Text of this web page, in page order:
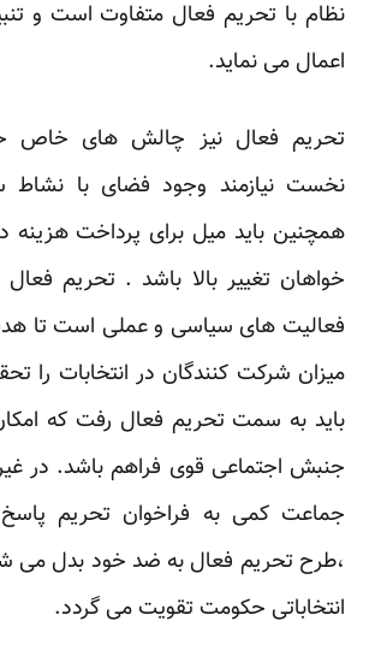
نظام با تحریم فعال متفاوت است و
اعمال می نماید.
تحریم فعال نیز چالش های خاص
نخست نیازمند وجود فضای با
همچنین باید میل برای پرداخت هزینه
خواهان تغییر بالا باشد . تحریم فعال
فعالیت های سیاسی و عملی است تا
میزان شرکت کنندگان در انتخابات را
باید به سمت تحریم فعال رفت که
جنبش اجتماعی قوی فراهم باشد. در
جماعت کمی به فراخوان تحریم پاسخ
،طرح تحریم فعال به ضد خود بدل می
انتخاباتی حکومت تقویت می گردد.